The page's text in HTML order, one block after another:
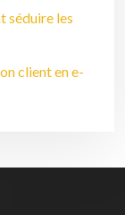
séduire les
client en e-